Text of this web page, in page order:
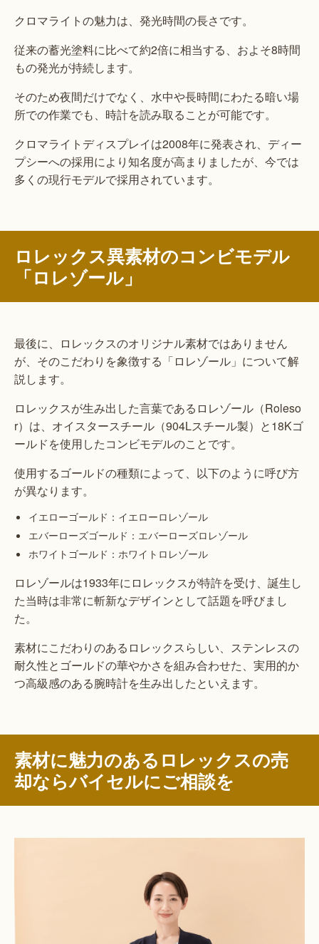
クロマライトの魅力は、発光時間の長さです。
従来の蓄光塗料に比べて約2倍に相当する、およそ8時間
もの発光が持続します。
そのため夜間だけでなく、水中や長時間にわたる暗い場
所での作業でも、時計を読み取ることが可能です。
クロマライトディスプレイは2008年に発表され、ディー
プシーへの採用により知名度が高まりましたが、今では
多くの現行モデルで採用されています。
ロレックス異素材のコンビモデル
「ロレゾール」
最後に、ロレックスのオリジナル素材ではありません
が、そのこだわりを象徴する「ロレゾール」について解
説します。
ロレックスが生み出した言葉であるロレゾール（Roleso
r）は、オイスタースチール（904Lスチール製）と18Kゴ
ールドを使用したコンビモデルのことです。
使用するゴールドの種類によって、以下のように呼び方
が異なります。
イエローゴールド：イエローロレゾール
エバーローズゴールド：エバーローズロレゾール
ホワイトゴールド：ホワイトロレゾール
ロレゾールは1933年にロレックスが特許を受け、誕生し
た当時は非常に斬新なデザインとして話題を呼びまし
た。
素材にこだわりのあるロレックスらしい、ステンレスの
耐久性とゴールドの華やかさを組み合わせた、実用的か
つ高級感のある腕時計を生み出したといえます。
素材に魅力のあるロレックスの売
却ならバイセルにご相談を